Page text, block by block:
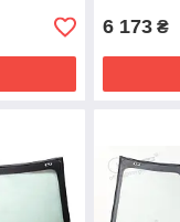
6 173 ₴